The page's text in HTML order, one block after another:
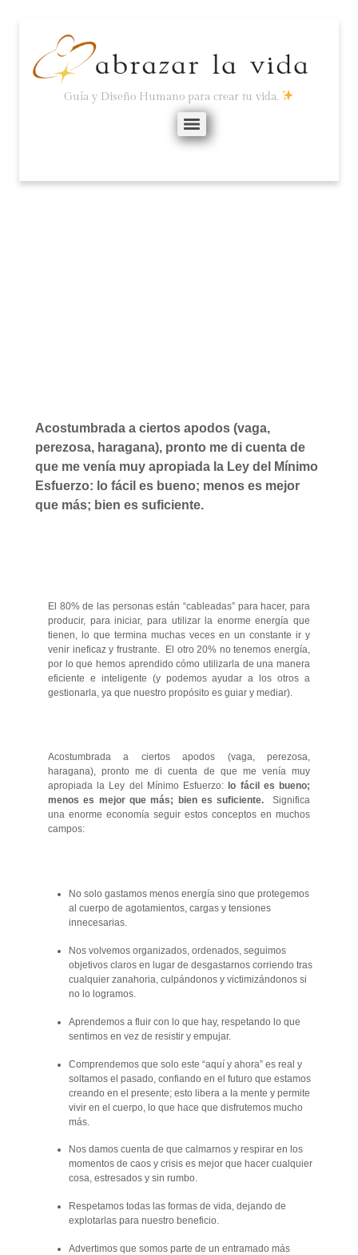
Guía y Diseño Humano para crear tu vida.
Acostumbrada a ciertos apodos (vaga,
perezosa, haragana), pronto me di cuenta de
que me venía muy apropiada la Ley del Mínimo
Esfuerzo: lo fácil es bueno; menos es mejor
que más; bien es suficiente.
El 80% de las personas están “cableadas” para hacer, para
producir, para iniciar, para utilizar la enorme energía que
tienen, lo que termina muchas veces en un constante ir y
venir ineficaz y frustrante. El otro 20% no tenemos energía,
por lo que hemos aprendido cómo utilizarla de una manera
eficiente e inteligente (y podemos ayudar a los otros a
gestionarla, ya que nuestro propósito es guiar y mediar).
Acostumbrada a ciertos apodos (vaga, perezosa,
haragana), pronto me di cuenta de que me venía muy
apropiada la Ley del Mínimo Esfuerzo: lo fácil es bueno;
menos es mejor que más; bien es suficiente. Significa
una enorme economía seguir estos conceptos en muchos
campos:
No solo gastamos menos energía sino que protegemos
al cuerpo de agotamientos, cargas y tensiones
innecesarias.
Nos volvemos organizados, ordenados, seguimos
objetivos claros en lugar de desgastarnos corriendo tras
cualquier zanahoria, culpándonos y victimizándonos si
no lo logramos.
Aprendemos a fluir con lo que hay, respetando lo que
sentimos en vez de resistir y empujar.
Comprendemos que solo este “aquí y ahora” es real y
soltamos el pasado, confiando en el futuro que estamos
creando en el presente; esto libera a la mente y permite
vivir en el cuerpo, lo que hace que disfrutemos mucho
más.
Nos damos cuenta de que calmarnos y respirar en los
momentos de caos y crisis es mejor que hacer cualquier
cosa, estresados y sin rumbo.
Respetamos todas las formas de vida, dejando de
explotarlas para nuestro beneficio.
Advertimos que somos parte de un entramado más